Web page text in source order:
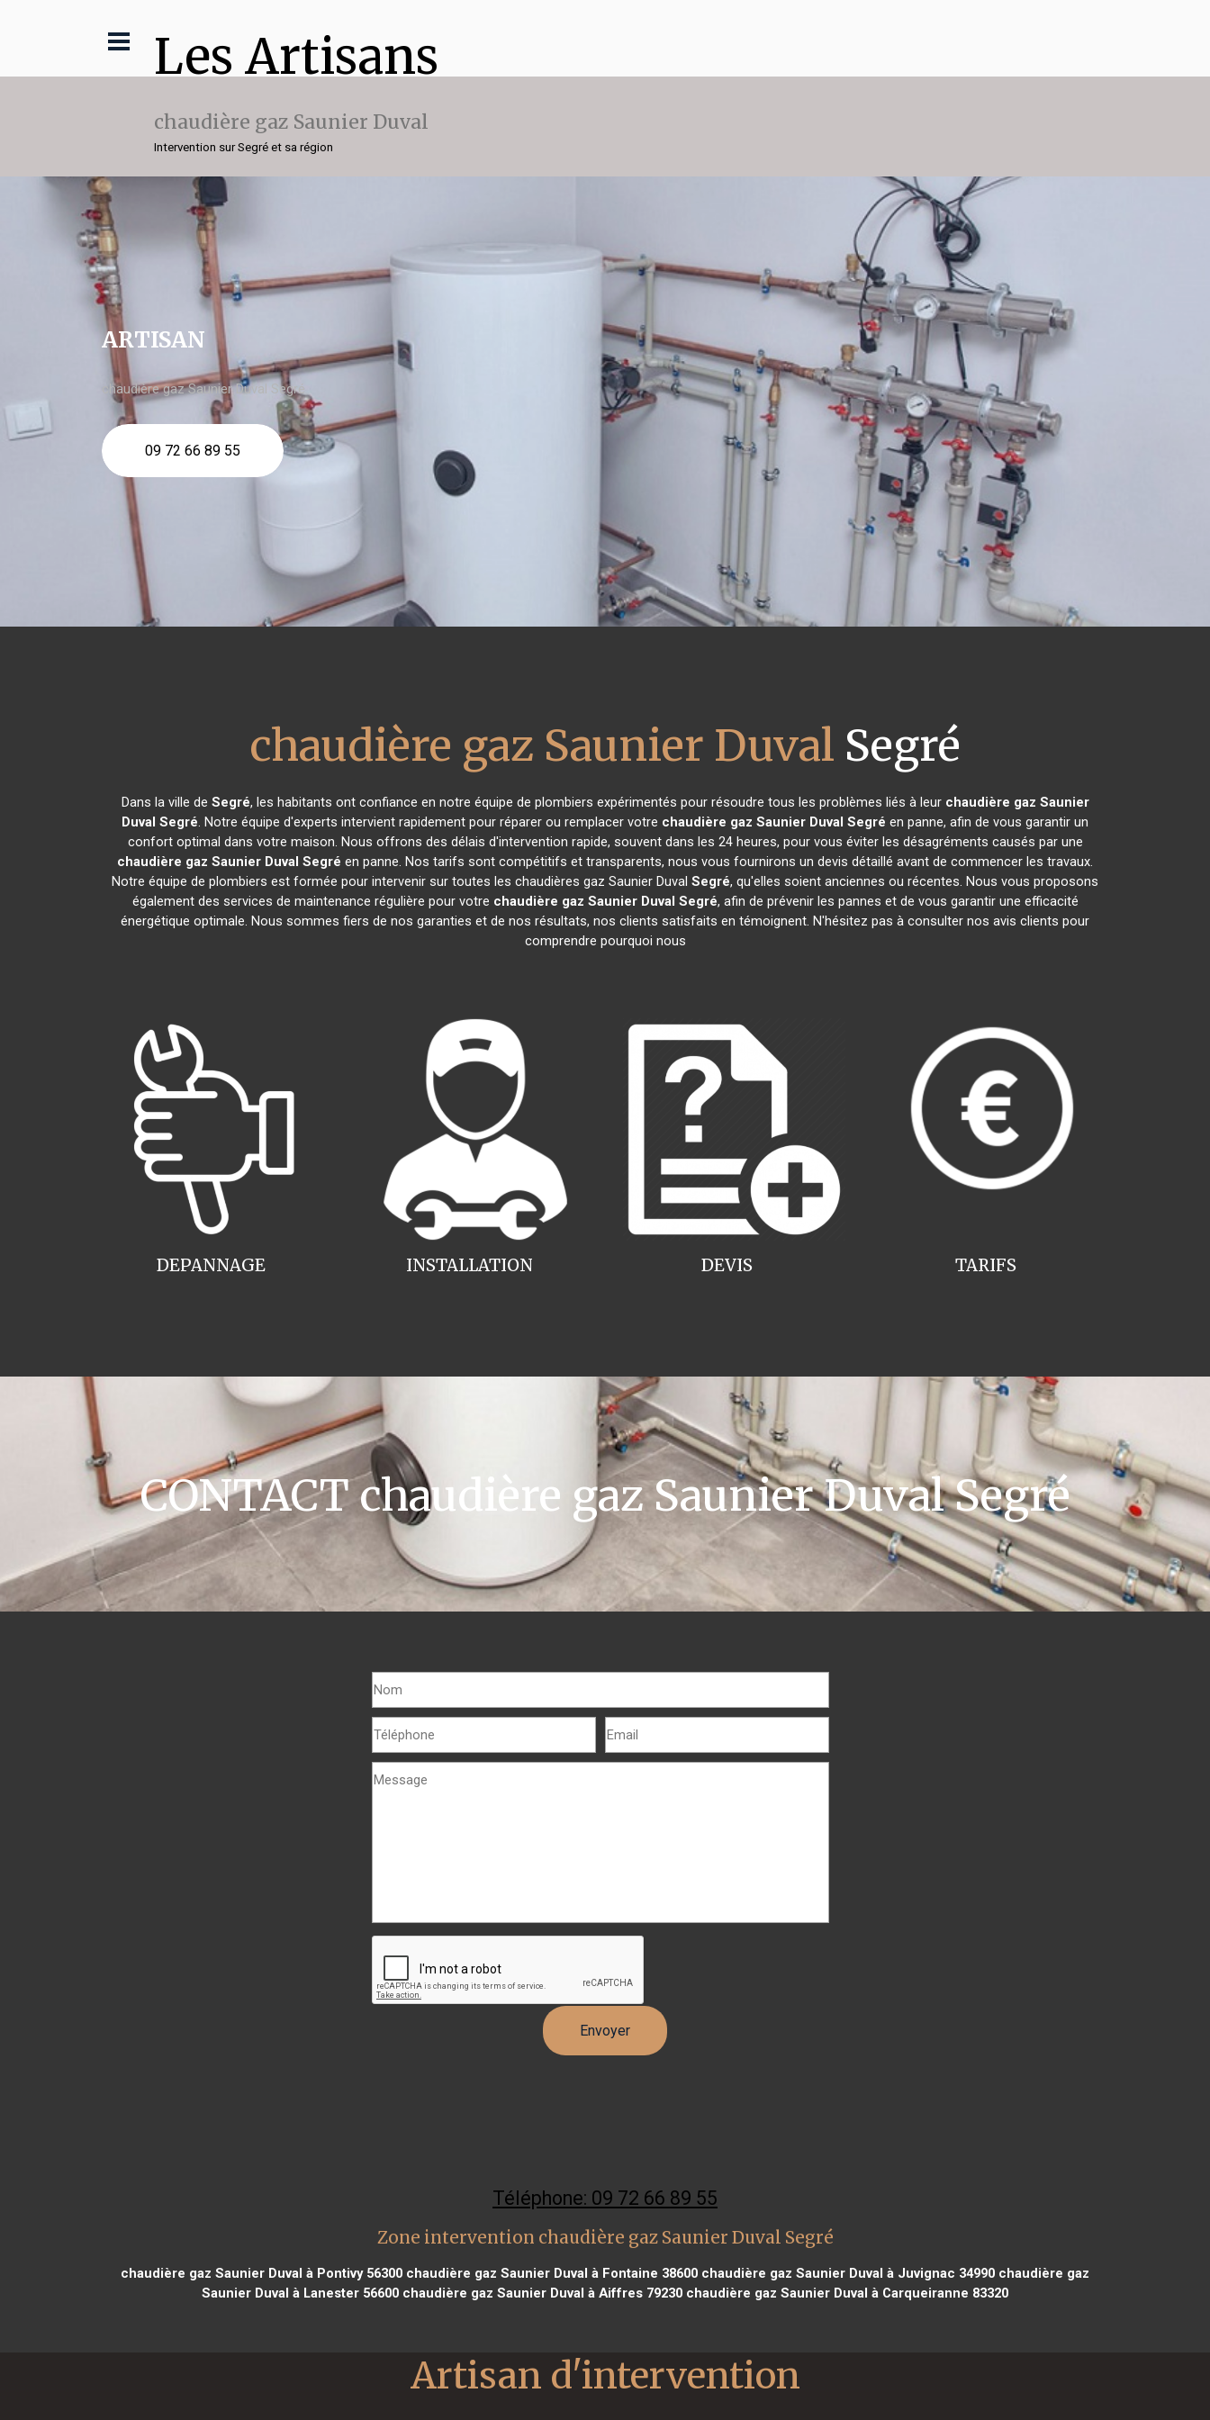
Les Artisans
chaudière gaz Saunier Duval
Intervention sur Segré et sa région
ARTISAN
chaudière gaz Saunier Duval Segré
09 72 66 89 55
chaudière gaz Saunier Duval Segré
Dans la ville de Segré, les habitants ont confiance en notre équipe de plombiers expérimentés pour résoudre tous les problèmes liés à leur chaudière gaz Saunier
Duval Segré. Notre équipe d'experts intervient rapidement pour réparer ou remplacer votre chaudière gaz Saunier Duval Segré en panne, afin de vous garantir un
confort optimal dans votre maison. Nous offrons des délais d'intervention rapide, souvent dans les 24 heures, pour vous éviter les désagréments causés par une
chaudière gaz Saunier Duval Segré en panne. Nos tarifs sont compétitifs et transparents, nous vous fournirons un devis détaillé avant de commencer les travaux.
Notre équipe de plombiers est formée pour intervenir sur toutes les chaudières gaz Saunier Duval Segré, qu'elles soient anciennes ou récentes. Nous vous proposons
également des services de maintenance régulière pour votre chaudière gaz Saunier Duval Segré, afin de prévenir les pannes et de vous garantir une efficacité
énergétique optimale. Nous sommes fiers de nos garanties et de nos résultats, nos clients satisfaits en témoignent. N'hésitez pas à consulter nos avis clients pour
comprendre pourquoi nous
INSTALLATION
DEPANNAGE TARIFS
DEVIS
CONTACT chaudière gaz Saunier Duval Segré
Téléphone: 09 72 66 89 55
Zone intervention chaudière gaz Saunier Duval Segré
chaudière gaz Saunier Duval à Pontivy 56300 chaudière gaz Saunier Duval à Fontaine 38600 chaudière gaz Saunier Duval à Juvignac 34990 chaudière gaz
Saunier Duval à Lanester 56600 chaudière gaz Saunier Duval à Aiffres 79230 chaudière gaz Saunier Duval à Carqueiranne 83320
Artisan d'intervention